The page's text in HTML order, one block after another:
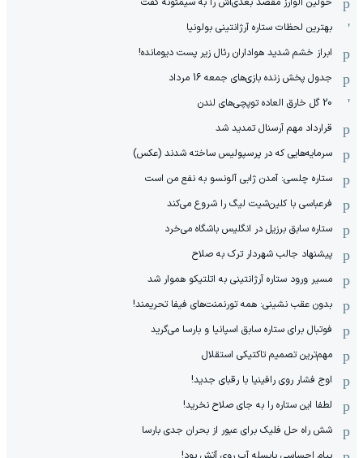
بهترین لحظات ستاره آرژانتینی بولونیا
ابراز خشم شدید هواداران رئال زیر پست دیومانده!
جدول پخش زنده بازی‌های جمعه 16 مرداد
20 گل خارق العاده توپچی‌های لندن
قرارداد مهم آرسنال تمدید شد
سرمایه‌هایی که در پرسپولیس ساخته شدند (عکس)
ستاره چلسی: آمدن ژابی آلونسو به نفع من است
فرعباسی با کلین‌شیت لیگ را شروع می‌کند
ستاره سابق برزیل در انگلیس باشگاه می‌خرد
پیشنهاد جالب شهردار ترک به صلاح
مسیر ورود ستاره آرژانتینی به اتلتیکو هموار شد
بدون عقب نشینی: همه تورنمنت‌های فیفا تحریمند!
فوتبال برای ستاره سابق اسپانیا و بارسا می‌گرید
مهم‌ترین تصمیم تاکتیکی استقلال
اوج فشار روی رافینیا با رقبای جدید!
لطفا این ستاره را به جای صلاح نخرید!
شش راه حل فلیک برای عبور از بحران جدی بارسا